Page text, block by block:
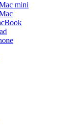
mini